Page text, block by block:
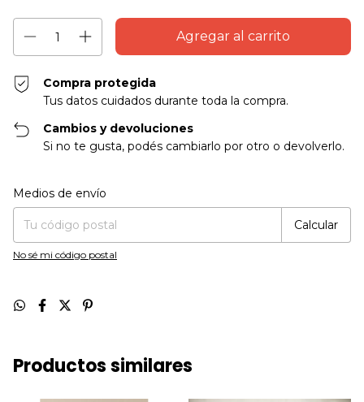
Compra protegida
Tus datos cuidados durante toda la compra.
Cambios y devoluciones
Si no te gusta, podés cambiarlo por otro o devolverlo.
Entregas para el CP:
Medios de envío
Calcular
No sé mi código postal
Productos similares